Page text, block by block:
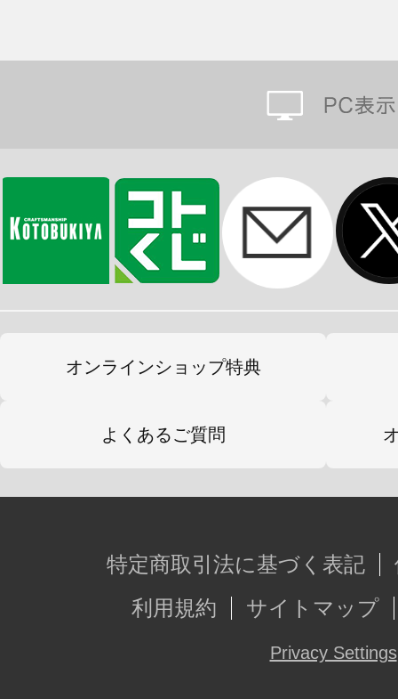
オンラインショップ特典
よくあるご質問
特定商取引法に基づく表記
利用規約
サイトマップ
Privacy Settings